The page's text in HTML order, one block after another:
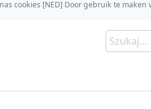
cookies [NED] Door gebruik te